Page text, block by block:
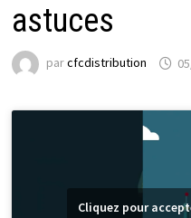
astuces
parcfcdistribution
Cliquez pour